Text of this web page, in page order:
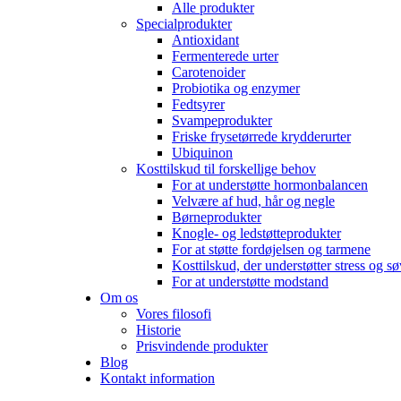
Alle produkter
Specialprodukter
Antioxidant
Fermenterede urter
Carotenoider
Probiotika og enzymer
Fedtsyrer
Svampeprodukter
Friske frysetørrede krydderurter
Ubiquinon
Kosttilskud til forskellige behov
For at understøtte hormonbalancen
Velvære af hud, hår og negle
Børneprodukter
Knogle- og ledstøtteprodukter
For at støtte fordøjelsen og tarmene
Kosttilskud, der understøtter stress og
For at understøtte modstand
Om os
Vores filosofi
Historie
Prisvindende produkter
Blog
Kontakt information